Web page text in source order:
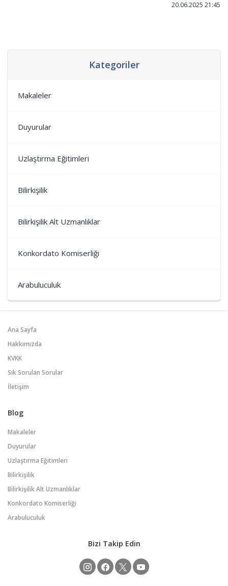
Kategoriler
Makaleler
Duyurular
Uzlaştırma Eğitimleri
Bilirkişilik
Bilirkişilik Alt Uzmanlıklar
Konkordato Komiserliği
Arabuluculuk
20.06.2025 21:45
Ana Sayfa
Hakkımızda
KVKK
Sık Sorulan Sorular
İletişim
Blog
Makaleler
Duyurular
Uzlaştırma Eğitimleri
Bilirkişilik
Bilirkişilik Alt Uzmanlıklar
Konkordato Komiserliği
Arabuluculuk
Bizi Takip Edin